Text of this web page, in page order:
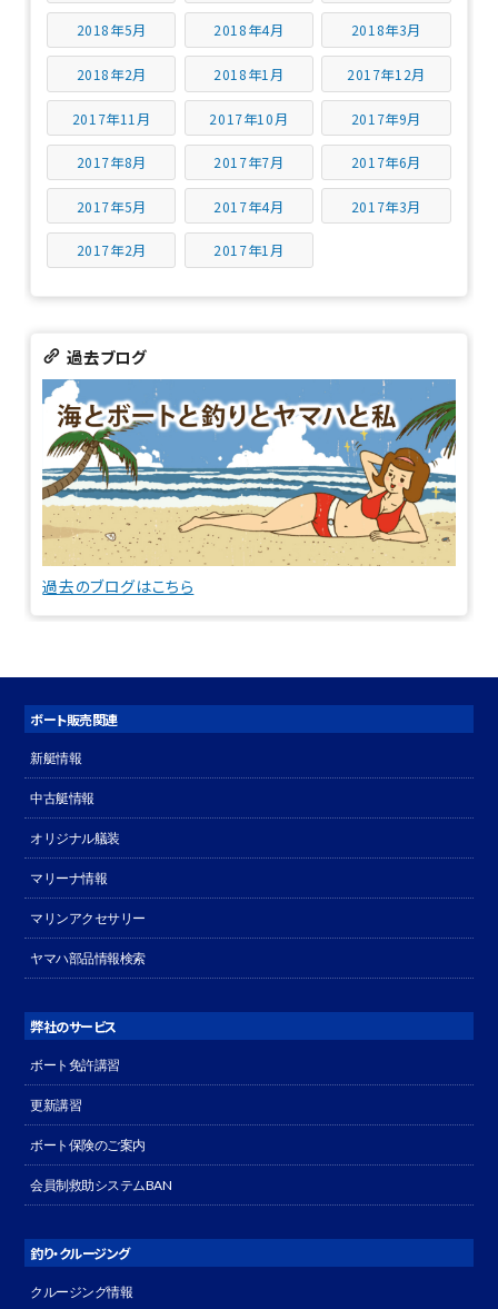
2018年5月 2018年4月 2018年3月
2018年2月 2018年1月 2017年12月
2017年11月 2017年10月 2017年9月
2017年8月 2017年7月 2017年6月
2017年5月 2017年4月 2017年3月
2017年2月 2017年1月
過去ブログ
過去のブログはこちら
ボート販売関連
新艇情報
中古艇情報
オリジナル艤装
マリーナ情報
マリンアクセサリー
ヤマハ部品情報検索
弊社のサービス
ボート免許講習
更新講習
ボート保険のご案内
会員制救助システムBAN
釣り・クルージング
クルージング情報